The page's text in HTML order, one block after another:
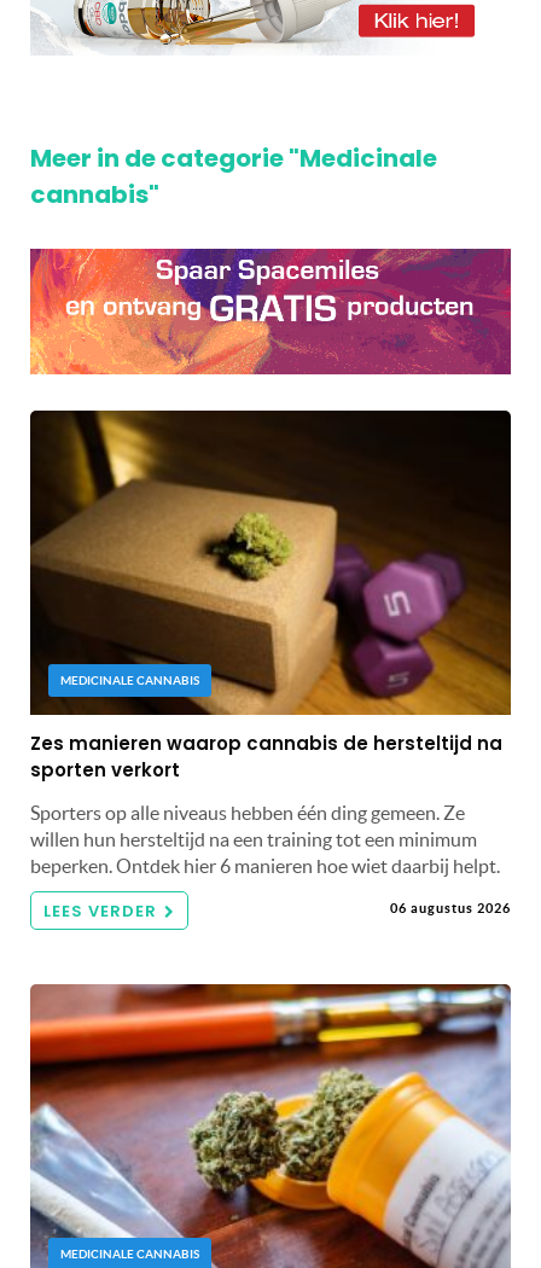
Meer in de categorie "Medicinale
cannabis"
MEDICINALE CANNABIS
Zes manieren waarop cannabis de hersteltijd na
sporten verkort
Sporters op alle niveaus hebben één ding gemeen. Ze
willen hun hersteltijd na een training tot een minimum
beperken. Ontdek hier 6 manieren hoe wiet daarbij helpt.
LEES VERDER 06 augustus 2026
MEDICINALE CANNABIS